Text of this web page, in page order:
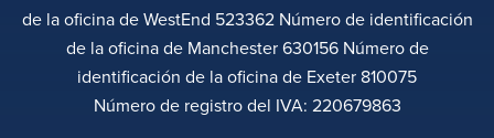
de la oficina de WestEnd 523362 Número de identificación
de la oficina de Manchester 630156 Número de
identificación de la oficina de Exeter 810075
Número de registro del IVA: 220679863